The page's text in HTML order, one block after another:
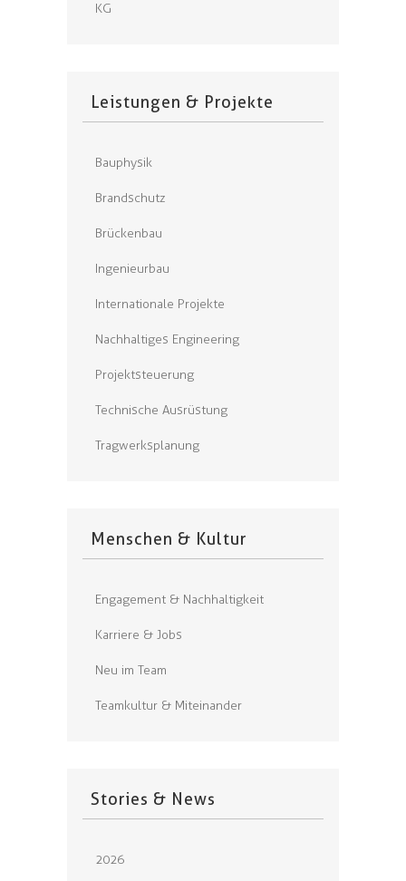
KG
Leistungen & Projekte
Bauphysik
Brandschutz
Brückenbau
Ingenieurbau
Internationale Projekte
Nachhaltiges Engineering
Projektsteuerung
Technische Ausrüstung
Tragwerksplanung
Menschen & Kultur
Engagement & Nachhaltigkeit
Karriere & Jobs
Neu im Team
Teamkultur & Miteinander
Stories & News
2026